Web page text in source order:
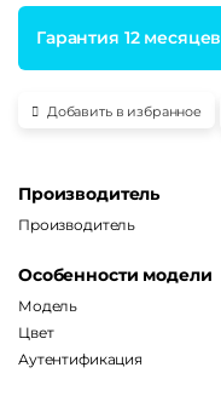
Гарантия 12 месяцев
Добавить в избранное
Производитель
Производитель
Особенности модели
Модель
Цвет
Аутентификация